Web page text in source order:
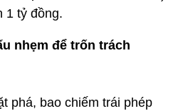
1 tỷ đồng.
nhẹm để trốn trách
phá, bao chiếm trái phép